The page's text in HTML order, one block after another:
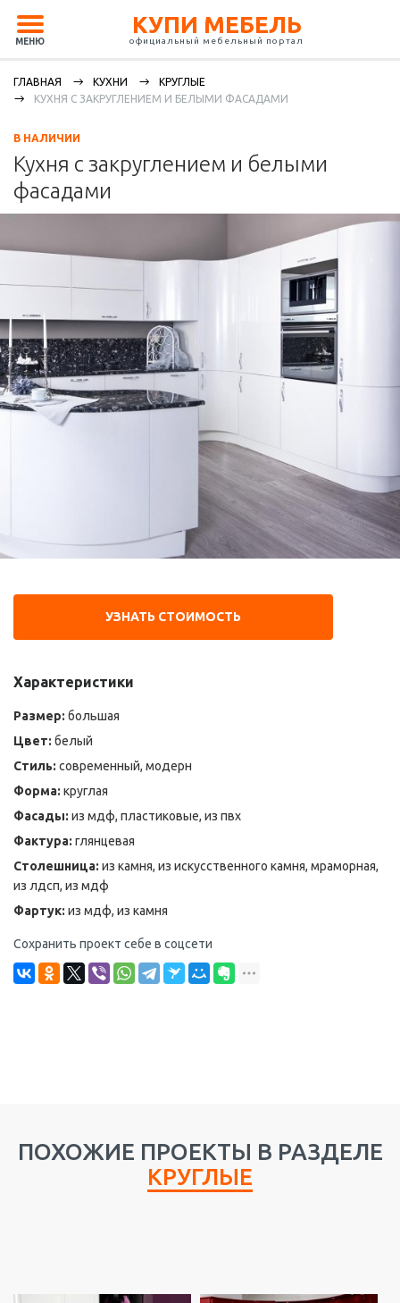
МЕНЮ
КУПИ МЕБЕЛЬ
официальный мебельный портал
ГЛАВНАЯ КУХНИ
КРУГЛЫЕ
КУХНЯ С ЗАКРУГЛЕНИЕМ И БЕЛЫМИ ФАСАДАМИ
В НАЛИЧИИ
Кухня с закруглением и белыми
фасадами
УЗНАТЬ СТОИМОСТЬ
Характеристики
Размер: большая
Цвет: белый
Стиль: современный, модерн
Форма: круглая
Фасады: из мдф, пластиковые, из пвх
Фактура: глянцевая
Столешница: из камня, из искусственного камня, мраморная,
из лдсп, из мдф
Фартук: из мдф, из камня
Сохранить проект себе в соцсети
ПОХОЖИЕ ПРОЕКТЫ В РАЗДЕЛЕ
КРУГЛЫЕ